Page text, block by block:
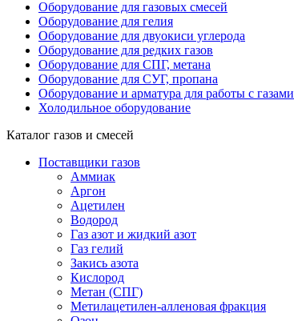
Оборудование для газовых смесей
Оборудование для гелия
Оборудование для двуокиси углерода
Оборудование для редких газов
Оборудование для СПГ, метана
Оборудование для СУГ, пропана
Оборудование и арматура для работы с газами
Холодильное оборудование
Каталог газов и смесей
Поставщики газов
Аммиак
Аргон
Ацетилен
Водород
Газ азот и жидкий азот
Газ гелий
Закись азота
Кислород
Метан (СПГ)
Метилацетилен-алленовая фракция